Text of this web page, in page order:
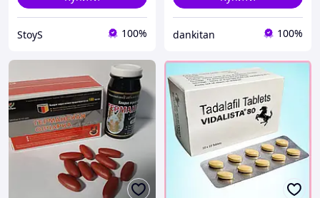
StoyS 100% dankitan 100%